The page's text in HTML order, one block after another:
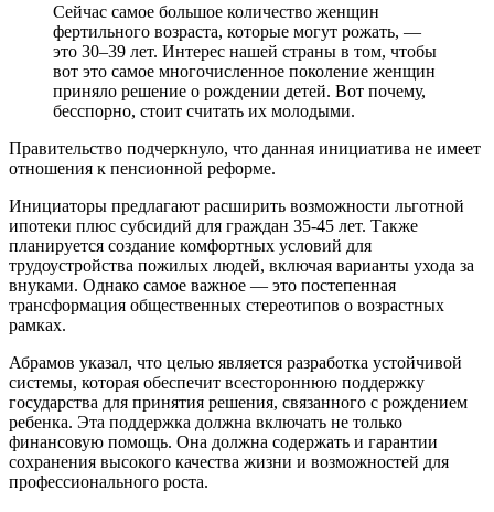
Сейчас самое большое количество женщин
фертильного возраста, которые могут рожать, —
это 30–39 лет. Интерес нашей страны в том, чтобы
вот это самое многочисленное поколение женщин
приняло решение о рождении детей. Вот почему,
бесспорно, стоит считать их молодыми.
Правительство подчеркнуло, что данная инициатива не имеет
отношения к пенсионной реформе.
Инициаторы предлагают расширить возможности льготной
ипотеки плюс субсидий для граждан 35-45 лет. Также
планируется создание комфортных условий для
трудоустройства пожилых людей, включая варианты ухода за
внуками. Однако самое важное — это постепенная
трансформация общественных стереотипов о возрастных
рамках.
Абрамов указал, что целью является разработка устойчивой
системы, которая обеспечит всестороннюю поддержку
государства для принятия решения, связанного с рождением
ребенка. Эта поддержка должна включать не только
финансовую помощь. Она должна содержать и гарантии
сохранения высокого качества жизни и возможностей для
профессионального роста.